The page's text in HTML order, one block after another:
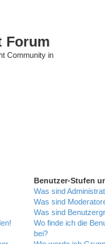
Forum
Community in
Benutzer-Stufen
Was sind
Was sind
Was sind
Wo finde ich die
bei?